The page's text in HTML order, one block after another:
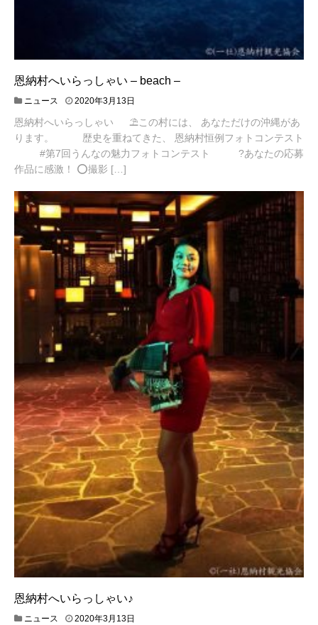
恩納村へいらっしゃい – beach –
ニュース 2020年3月13日
2
0
3
3
日
恩納村へいらっしゃい ⛱️この村には、 あなただけの沖縄があ
ります。 歴史を重ねてきた、 恩納村恒例フォトコンテスト
#第7回うんなの魅力フォトコンテスト ?あなたの応募
作品に感激！ ⭕️撮影 […]
恩納村へいらっしゃい♪
ニュース 2020年3月13日